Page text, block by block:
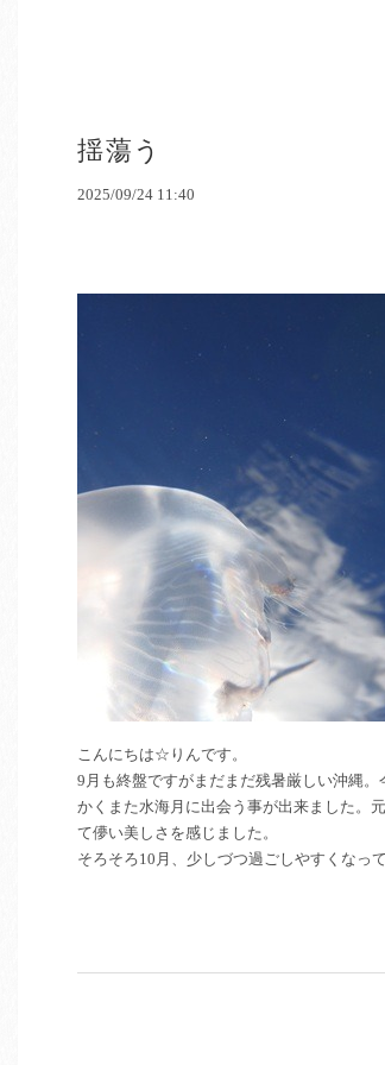
揺蕩う
2025/09/24 11:40
こんにちは☆りんです。
9月も終盤ですがまだまだ残暑厳しい沖縄
かくまた水海月に出会う事が出来ました。
て儚い美しさを感じました。
そろそろ10月、少しづつ過ごしやすくなっ